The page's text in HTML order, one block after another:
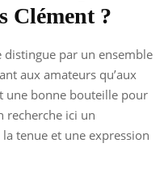
Clément ?
distingue par un ensemble
aux amateurs qu’aux
une bonne bouteille pour
recherche ici un
tenue et une expression